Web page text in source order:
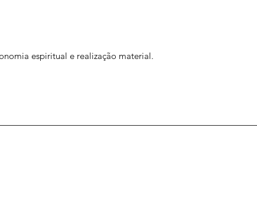
espiritual e realização material.